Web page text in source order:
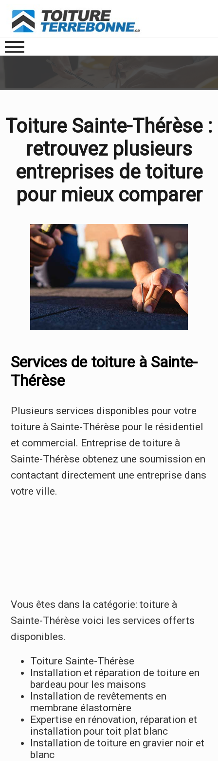
Toiture Sainte-Thérèse :
retrouvez plusieurs
entreprises de toiture
pour mieux comparer
Services de toiture à Sainte-
Thérèse
Plusieurs services disponibles pour votre
toiture à Sainte-Thérèse pour le résidentiel
et commercial. Entreprise de toiture à
Sainte-Thérèse obtenez une soumission en
contactant directement une entreprise dans
votre ville.
Vous êtes dans la catégorie: toiture à
Sainte-Thérèse voici les services offerts
disponibles.
Toiture Sainte-Thérèse
Installation et réparation de toiture en
bardeau pour les maisons
Installation de revêtements en
membrane élastomère
Expertise en rénovation, réparation et
installation pour toit plat blanc
Installation de toiture en gravier noir et
blanc